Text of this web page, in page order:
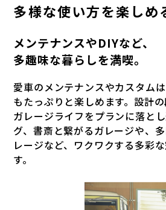
多様な使い方を楽しめ
メンテナンスやDIYなど、
多趣味な暮らしを満喫。
愛車のメンテナンスやカスタム
もたっぷりと楽しめます。設計
ガレージライフをプランに落と
グ、書斎と繋がるガレージや、
レージなど、ワクワクする多彩
す。